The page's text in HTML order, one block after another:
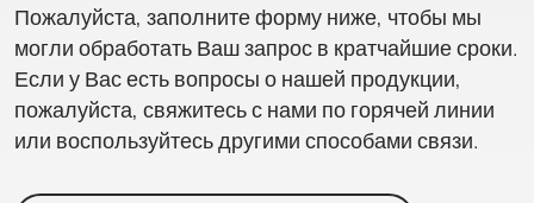
Пожалуйста, заполните форму ниже, чтобы мы
могли обработать Ваш запрос в кратчайшие сроки.
Если у Вас есть вопросы о нашей продукции,
пожалуйста, свяжитесь с нами по горячей линии
или воспользуйтесь другими способами связи.